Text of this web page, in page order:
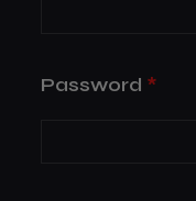
Password *